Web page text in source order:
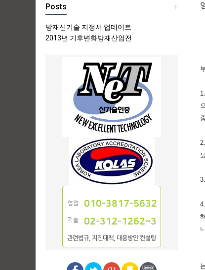
+
Posts
방재신기술 지정서 업데이트
2013년 기후변화방재산업전